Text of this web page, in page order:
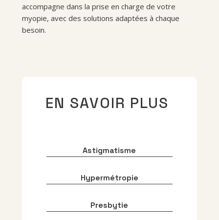
accompagne dans la prise en charge de votre
myopie, avec des solutions adaptées à chaque
besoin.
EN SAVOIR PLUS
Astigmatisme
Hypermétropie
Presbytie